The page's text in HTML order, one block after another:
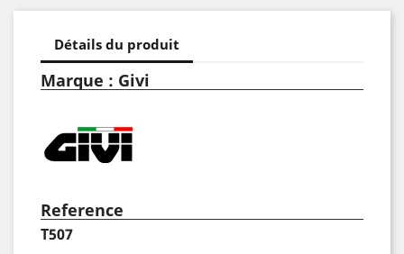
Détails du produit
Marque : Givi
Reference
T507